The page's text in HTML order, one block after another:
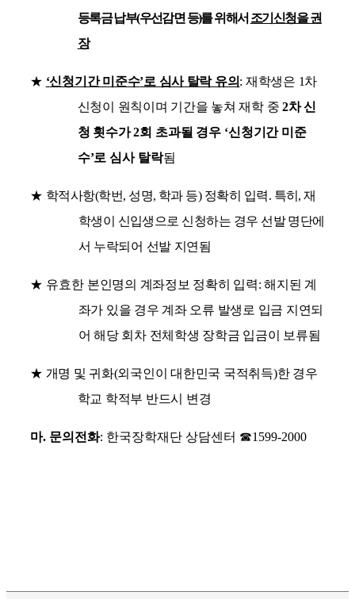
등록금 납부(우선감면 등)를 위해서 조기 신청을 권
장
★ ‘신청기간 미준수’로 심사 탈락 유의 : 재학생은 1차
신청이 원칙이며 기간을 놓쳐 재학 중2차 신
청 횟수가 2회 초과될 경우 ‘신청기간 미준
수’로 심사 탈락됨
★ 학적사항(학번, 성명, 학과 등) 정확히 입력. 특히 ,재
학생이 신입생으로 신청하는 경우 선발 명단에
서 누락되어 선발 지연됨
★ 유효한 본인명의 계좌정보 정확히 입력:해지된 계
좌가 있을 경우 계좌 오류 발생로 입금 지연되
어 해당 회차 전체학생 장학금 입금이 보류됨
★ 개명 및 귀화(외국인이 대한민국 국적취득)한 경우
학교 학적부 반드시 변경
마. 문의전화: 한국장학재단 상담센터 ☎1599-2000